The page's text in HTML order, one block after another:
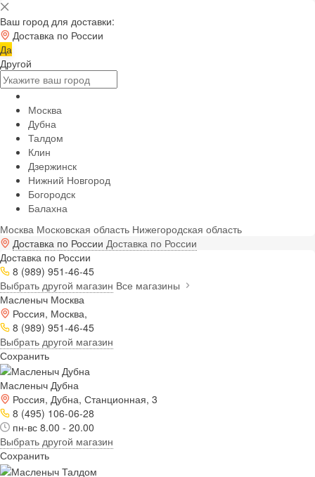
Ваш город для доставки:
Доставка по России
Да
Другой
Москва
Дубна
Талдом
Клин
Дзержинск
Нижний Новгород
Богородск
Балахна
Москва Московская область Нижегородская область
Доставка по России Доставка по России
Доставка по России
8 (989) 951-46-45
Выбрать другой магазин Все магазины
Масленыч Москва
Россия, Москва,
8 (989) 951-46-45
Выбрать другой магазин
Сохранить
Масленыч Дубна
Россия, Дубна, Станционная, 3
8 (495) 106-06-28
пн-вс 8.00 - 20.00
Выбрать другой магазин
Сохранить